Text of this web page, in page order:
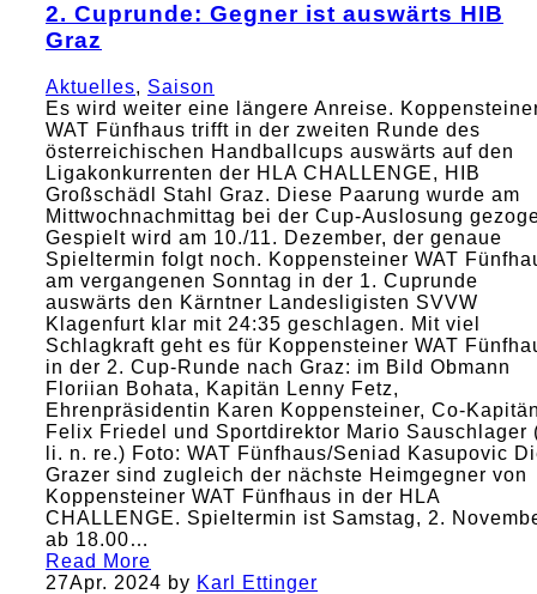
2. Cuprunde: Gegner ist auswärts HIB
Graz
Aktuelles, Saison
Es wird weiter eine längere Anreise.
WAT Fünfhaus trifft in der zweiten Runde des
österreichischen Handballcups auswärts auf den
Ligakonkurrenten der HLA CHALLENGE, HIB
Großschädl Stahl Graz. Diese Paarung wurde am
Mittwochnachmittag bei der Cup-Auslosung
Gespielt wird am 10./11. Dezember, der genaue
Spieltermin folgt noch. Koppensteiner WAT
am vergangenen Sonntag in der 1. Cuprunde
auswärts den Kärntner Landesligisten SVVW
Klagenfurt klar mit 24:35 geschlagen. Mit viel
Schlagkraft geht es für Koppensteiner WAT
in der 2. Cup-Runde nach Graz: im Bild Obmann
Floriian Bohata, Kapitän Lenny Fetz,
Ehrenpräsidentin Karen Koppensteiner, Co-
Felix Friedel und Sportdirektor Mario Sauschlager
li. n. re.) Foto: WAT Fünfhaus/Seniad Kasupovic
Grazer sind zugleich der nächste Heimgegner von
Koppensteiner WAT Fünfhaus in der HLA
CHALLENGE. Spieltermin ist Samstag, 2.
ab 18.00…
Read More
27Apr. 2024 by Karl Ettinger